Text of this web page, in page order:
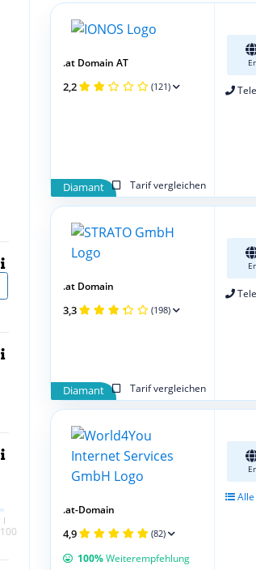
100
Diamant Tarif vergleichen
.at Domain AT
2,2 (121)
Diamant Tarif vergleichen
.at Domain
3,3 (198)
.at-Domain
4,9 (82)
100%Weiterempfehlung